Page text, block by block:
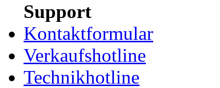
Support
Kontaktformular
Verkaufshotline
Technikhotline